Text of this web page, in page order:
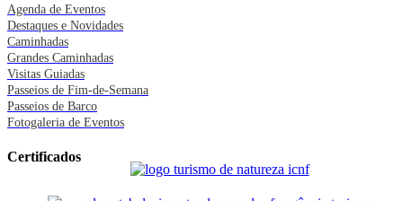
Agenda de Eventos
Destaques e Novidades
Caminhadas
Grandes Caminhadas
Visitas Guiadas
Passeios de Fim-de-Semana
Passeios de Barco
Fotogaleria de Eventos
Certificados